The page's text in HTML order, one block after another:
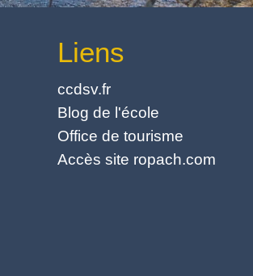
Liens
ccdsv.fr
Blog de l'école
Office de tourisme
Accès site ropach.com